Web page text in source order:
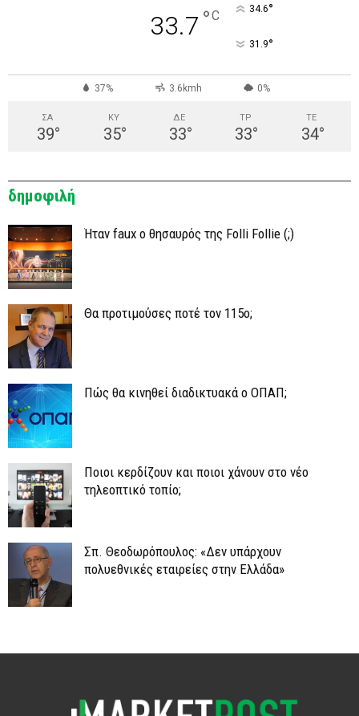
33.7 °C 34.6°
31.9°
37% 3.6kmh 0%
ΣΑ
39°
ΚΥ
35°
ΔΕ
33°
ΤΡ
33°
ΤΕ
34°
δημοφιλή
Ήταν faux ο θησαυρός της Folli Follie (;)
Θα προτιμούσες ποτέ τον 115ο;
Πώς θα κινηθεί διαδικτυακά ο ΟΠΑΠ;
Ποιοι κερδίζουν και ποιοι χάνουν στο νέο
τηλεοπτικό τοπίο;
Σπ. Θεοδωρόπουλος: «Δεν υπάρχουν
πολυεθνικές εταιρείες στην Ελλάδα»